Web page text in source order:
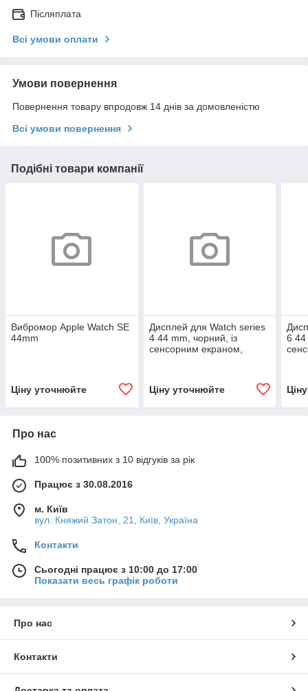
Післяплата
Всі умови оплати
Умови повернення
Повернення товару впродовж 14 днів за домовленістю
Всі умови повернення
Подібні товари компанії
Вибромор Apple Watch SE
44mm
Ціну уточнюйте
Дисплей для Watch series
4 44 mm, чорний, із
сенсорним екраном,
Ціну уточнюйте
6 44
Про нас
100% позитивних з 10 відгуків за рік
Працює з 30.08.2016
м. Київ
вул. Княжий Затон, 21, Київ, Україна
Контакти
Сьогодні працює з 10:00 до 17:00
Показати весь графік роботи
Про нас
Контакти